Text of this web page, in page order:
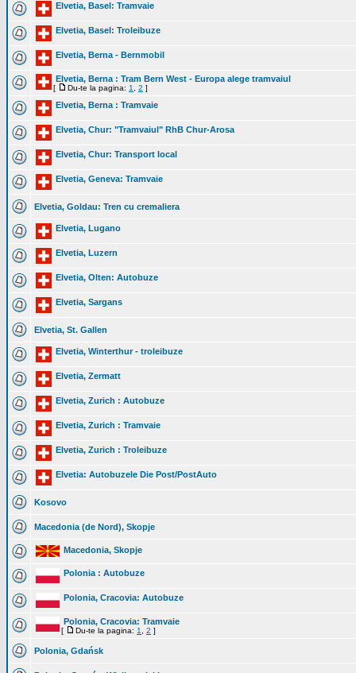
Elvetia, Basel: Tramvaie
Elvetia, Basel: Troleibuze
Elvetia, Berna - Bernmobil
Elvetia, Berna : Tram Bern West - Europa alege tramvaiul
[ Du-te la pagina: 1 2 ]
Elvetia, Berna : Tramvaie
Elvetia, Chur: "Tramvaiul" RhB Chur-Arosa
Elvetia, Chur: Transport local
Elvetia, Geneva: Tramvaie
Elvetia, Goldau: Tren cu cremaliera
Elvetia, Lugano
Elvetia, Luzern
Elvetia, Olten: Autobuze
Elvetia, Sargans
Elvetia, St. Gallen
Elvetia, Winterthur - troleibuze
Elvetia, Zermatt
Elvetia, Zurich : Autobuze
Elvetia, Zurich : Tramvaie
Elvetia, Zurich : Troleibuze
Elvetia: Autobuzele Die Post/PostAuto
Kosovo
Macedonia (de Nord), Skopje
Macedonia, Skopje
Polonia : Autobuze
Polonia, Cracovia: Autobuze
Polonia, Cracovia: Tramvaie
[ Du-te la pagina: 1 2 ]
Polonia, Gdańsk